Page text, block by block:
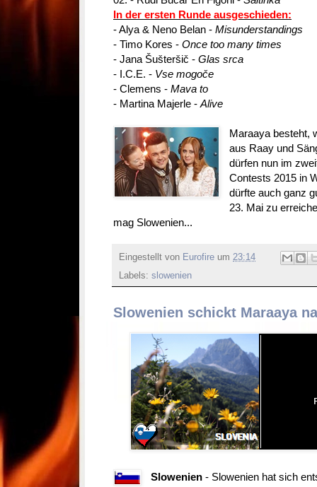
In der ersten Runde ausgeschieden:
- Alya & Neno Belan - Misunderstandings
- Timo Kores - Once too many times
- Jana Šušteršič - Glas srca
- I.C.E. - Vse mogoče
- Clemens - Mava to
- Martina Majerle - Alive
Maraaya besteht,
aus Raay und
dürfen nun im
Contests 2015 in
dürfte auch ganz
23. Mai zu
mag Slowenien...
Eingestellt von Eurofire um 23:14
Labels: slowenien
Slowenien schickt Maraaya
Slowenien - Slowenien hat sich